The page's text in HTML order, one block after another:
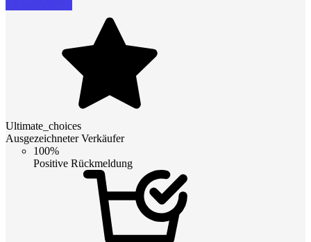
Ultimate_choices
Ausgezeichneter Verkäufer
100%
Positive Rückmeldung